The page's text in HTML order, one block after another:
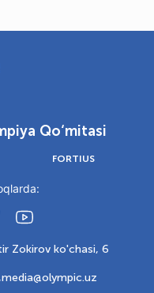
Qo‘mitasi
FORTIUS
Zokirov ko'chasi, 6
media@olympic.uz